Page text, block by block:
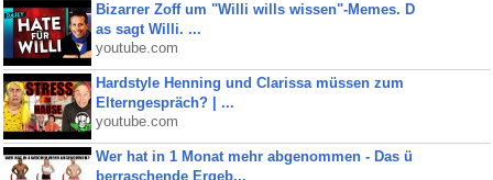
Bizarrer Zoff um "Willi wills wissen"-Memes. D
as sagt Willi. ...
youtube.com
Hardstyle Henning und Clarissa müssen zum
Elterngespräch? | ...
youtube.com
Wer hat in 1 Monat mehr abgenommen - Das ü
berraschende Ergeb...